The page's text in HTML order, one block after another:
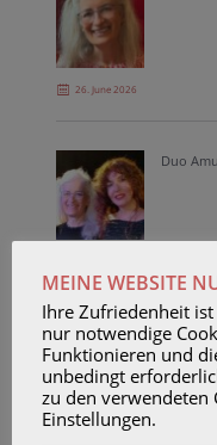
26. June 2026
Duo
23. February 2026
MEINE WEBSITE
Ihre Zufriedenheit
nur notwendige
Funktionieren und
unbedingt
zu den verwendeten
Einstellungen.